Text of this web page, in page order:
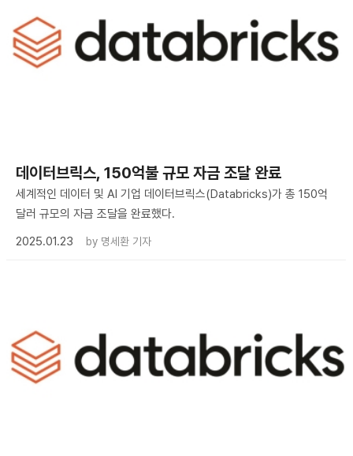
데이터브릭스, 150억불 규모 자금 조달 완료
세계적인 데이터 및 AI 기업 데이터브릭스(Databricks)가 총 150억
달러 규모의 자금 조달을 완료했다.
2025.01.23
by 명세환 기자